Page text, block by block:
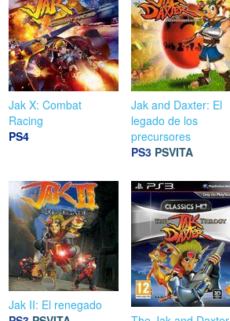
Jak X: Combat
Racing
PS4
Jak and Daxter: El
legado de los
precursores
PS3 PSVITA
Jak II: El renegado